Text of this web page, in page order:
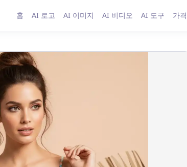
홈 AI 로고 AI 이미지 AI 비디오 AI 도구 가격